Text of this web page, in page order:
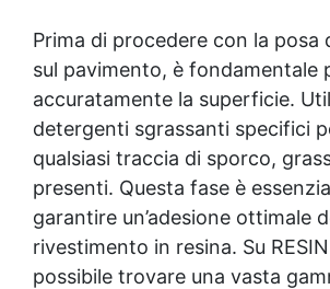
Prima di procedere con la posa
sul pavimento, è fondamentale
accuratamente la superficie.
detergenti sgrassanti specifici
qualsiasi traccia di sporco,
presenti. Questa fase è
garantire un’adesione ottimale
rivestimento in resina. Su
possibile trovare una vasta